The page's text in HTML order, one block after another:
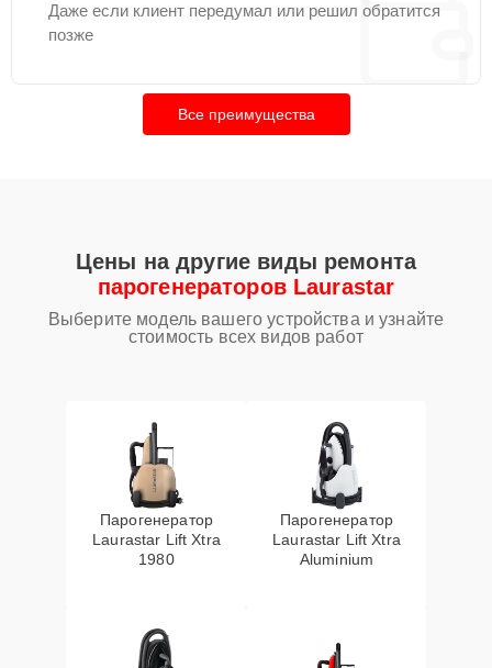
Даже если клиент передумал или решил обратится
позже
Все преимущества
Цены на другие виды ремонта
парогенераторов Laurastar
Выберите модель вашего устройства и узнайте
стоимость всех видов работ
Парогенератор
Laurastar Lift Xtra
1980
Парогенератор
Laurastar Lift Xtra
Aluminium